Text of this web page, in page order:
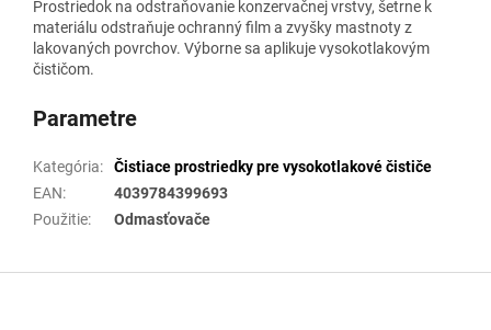
Prostriedok na odstraňovanie konzervačnej vrstvy, šetrne k
materiálu odstraňuje ochranný film a zvyšky mastnoty z
lakovaných povrchov. Výborne sa aplikuje vysokotlakovým
čističom.
Parametre
Kategória:
Čistiace prostriedky pre vysokotlakové čističe
EAN:
4039784399693
Použitie: Odmasťovače